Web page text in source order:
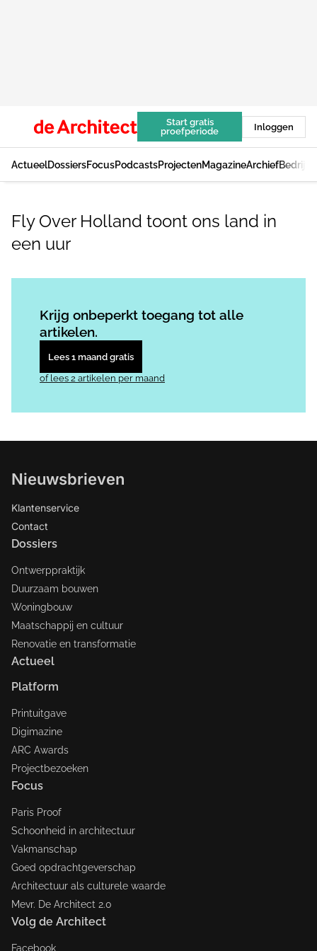
Start gratis
proefperiode
Inloggen
ActueelDossiersFocusPodcastsProjectenMagazineArchief
Fly Over Holland toont ons land in
een uur
Krijg onbeperkt toegang tot alle
artikelen.
Lees 1 maand gratis
of lees 2 artikelen per maand
Nieuwsbrieven
Klantenservice
Contact
Dossiers
Ontwerppraktijk
Duurzaam bouwen
Woningbouw
Maatschappij en cultuur
Renovatie en transformatie
Actueel
Platform
Printuitgave
Digimazine
ARC Awards
Projectbezoeken
Focus
Paris Proof
Schoonheid in architectuur
Vakmanschap
Goed opdrachtgeverschap
Architectuur als culturele waarde
Mevr. De Architect 2.0
Volg de Architect
Facebook